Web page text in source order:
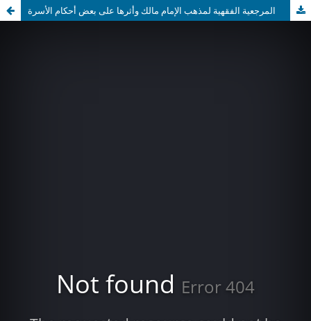
المرجعية الفقهية لمذهب الإمام مالك وأثرها على بعض أحكام الأسرة